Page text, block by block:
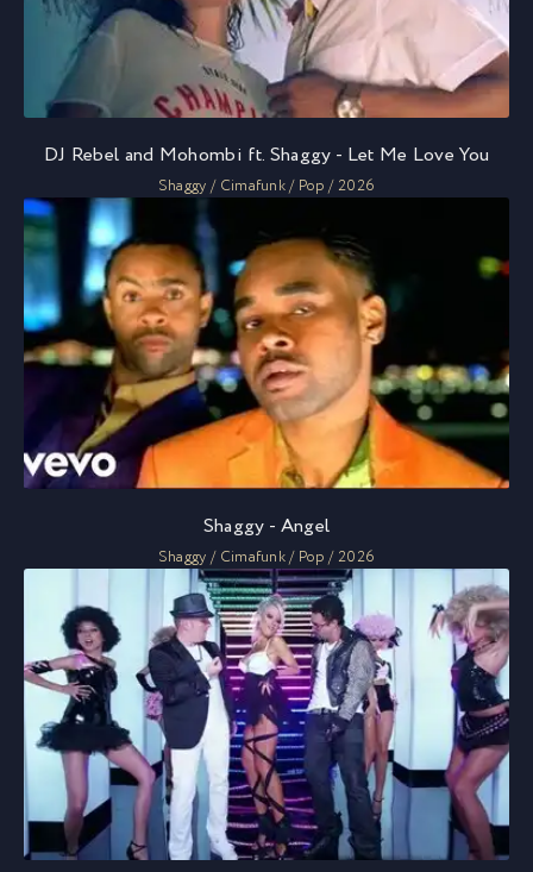
DJ Rebel and Mohombi ft. Shaggy - Let Me Love You
Shaggy / Cimafunk / Pop / 2026
Shaggy - Angel
Shaggy / Cimafunk / Pop / 2026